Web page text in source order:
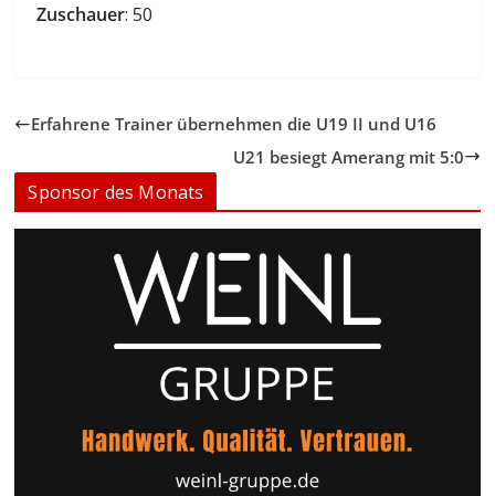
Zuschauer: 50
Erfahrene Trainer übernehmen die U19 II und U16
U21 besiegt Amerang mit 5:0
Sponsor des Monats